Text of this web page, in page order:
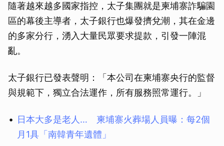
隨著越來越多國家指控，太子集團就是柬埔寨詐騙園
區的幕後主導者，太子銀行也爆發擠兌潮，其在金邊
的多家分行，湧入大量民眾要求提款，引發一陣混
亂。
太子銀行已發表聲明：「本公司在柬埔寨央行的監督
與規範下，獨立合法運作，所有服務照常運行。」
日本大多是老人… 柬埔寨火葬場人員曝：每2個
月1具「南韓青年遺體」